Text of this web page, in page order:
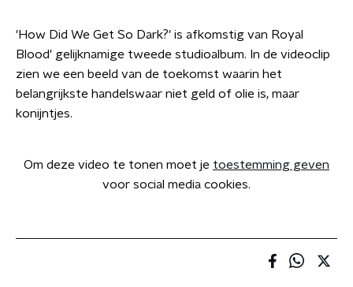
'How Did We Get So Dark?' is afkomstig van Royal
Blood' gelijknamige tweede studioalbum. In de videoclip
zien we een beeld van de toekomst waarin het
belangrijkste handelswaar niet geld of olie is, maar
konijntjes.
Om deze video te tonen moet je toestemming geven
voor social media cookies.